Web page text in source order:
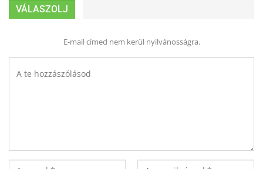
VÁLASZOLJ
E-mail címed nem kerül nyilvánosságra.